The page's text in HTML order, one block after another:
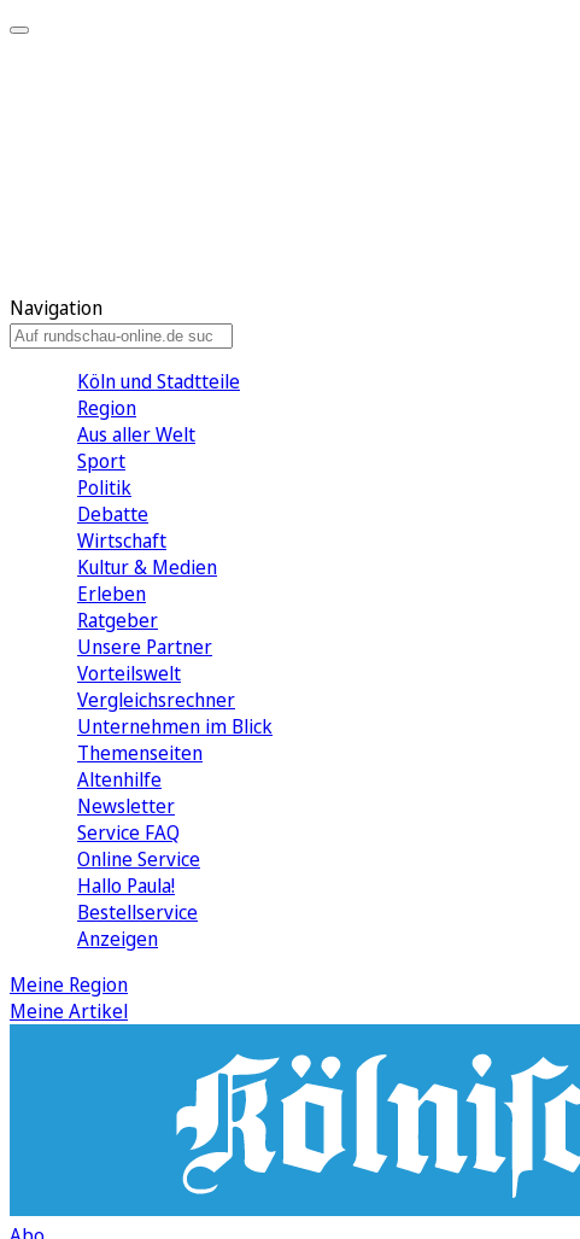
Navigation
Köln und Stadtteile
Region
Aus aller Welt
Sport
Politik
Debatte
Wirtschaft
Kultur & Medien
Erleben
Ratgeber
Unsere Partner
Vorteilswelt
Vergleichsrechner
Unternehmen im Blick
Themenseiten
Altenhilfe
Newsletter
Service FAQ
Online Service
Hallo Paula!
Bestellservice
Anzeigen
Meine Region
Meine Artikel